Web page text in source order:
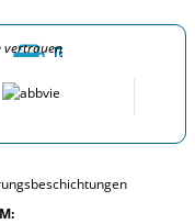
vertrauen